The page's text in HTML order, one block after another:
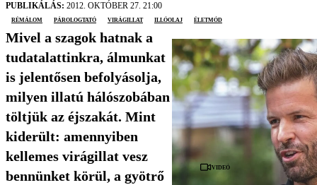
PUBLIKÁLÁS: 2012. OKTÓBER 27. 21:00
rémálom
párologtató virágillat illóolaj életmód
Mivel a szagok hatnak a
tudatalattinkra, álmunkat
is jelentősen befolyásolja,
milyen illatú hálószobában
töltjük az éjszakát. Mint
kiderült: amennyiben
kellemes virágillat vesz
bennünket körül, a gyötrő
Videó